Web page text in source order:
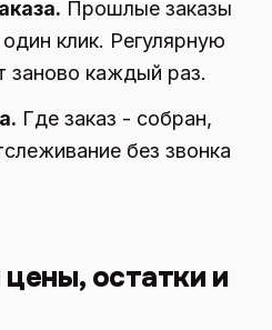
Прошлые заказы
клик. Регулярную
заново каждый раз.
Где заказ - собран,
без звонка
остатки и